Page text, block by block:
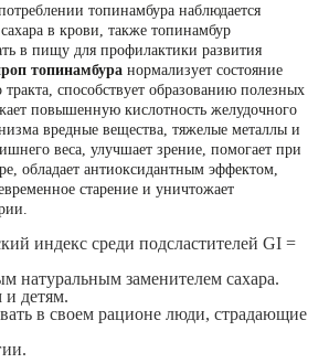
топинамбура наблюдается
в крови, также топинамбур
в пищу для профилактики развития
топинамбура нормализует состояние
способствует образованию полезных
повышенную кислотность желудочного
вредные вещества, тяжелые металлы и
веса, улучшает зрение, помогает при
обладает антиоксидантным эффектом,
старение и уничтожает
индекс среди подсластителей GI =
натуральным заменителем сахара.
и детям.
в своем рационе люди, страдающие